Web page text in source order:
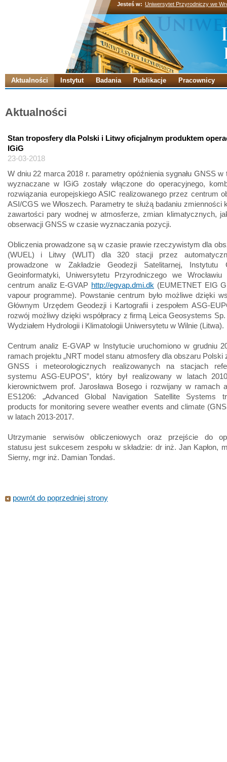
Jesteś w: Uniwersytet Przyrodniczy we
Aktualności Instytut Badania Publikacje Pracownicy
Aktualności
Stan troposfery dla Polski i Litwy oficjalnym produktem
IGiG
23-03-2018
W dniu 22 marca 2018 r. parametry opóźnienia sygnału GNSS w
wyznaczane w IGiG zostały włączone do operacyjnego,
rozwiązania europejskiego ASIC realizowanego przez centrum
ASI/CGS we Włoszech. Parametry te służą badaniu zmienności
zawartości pary wodnej w atmosferze, zmian klimatycznych,
obserwacji GNSS w czasie wyznaczania pozycji.
Obliczenia prowadzone są w czasie prawie rzeczywistym dla
(WUEL) i Litwy (WLIT) dla 320 stacji przez
prowadzone w Zakładzie Geodezji Satelitarnej, Instytutu
Geoinformatyki, Uniwersytetu Przyrodniczego we
centrum analiz E-GVAP http://egvap.dmi.dk (EUMETNET EIG
vapour programme). Powstanie centrum było możliwe dzięki
Głównym Urzędem Geodezji i Kartografii i zespołem ASG-
rozwój możliwy dzięki współpracy z firmą Leica Geosystems
Wydziałem Hydrologii i Klimatologii Uniwersytetu w Wilnie (Litwa).
Centrum analiz E-GVAP w Instytucie uruchomiono w grudniu
ramach projektu „NRT model stanu atmosfery dla obszaru Polski
GNSS i meteorologicznych realizowanych na stacjach
systemu ASG-EUPOS”, który był realizowany w latach
kierownictwem prof. Jarosława Bosego i rozwijany w ramach
ES1206: „Advanced Global Navigation Satellite Systems
products for monitoring severe weather events and climate
w latach 2013-2017.
Utrzymanie serwisów obliczeniowych oraz przejście do
statusu jest sukcesem zespołu w składzie: dr inż. Jan Kapłon,
Sierny, mgr inż. Damian Tondaś.
powrót do poprzedniej strony